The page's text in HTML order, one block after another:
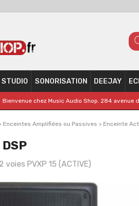
STUDIO SONORISATION DEEJAY
Bienvenue chez Music Audio Shop. 284
Enceintes Amplifiées ou Passives > Enceinte
PVXP 15 (ACTIVE)